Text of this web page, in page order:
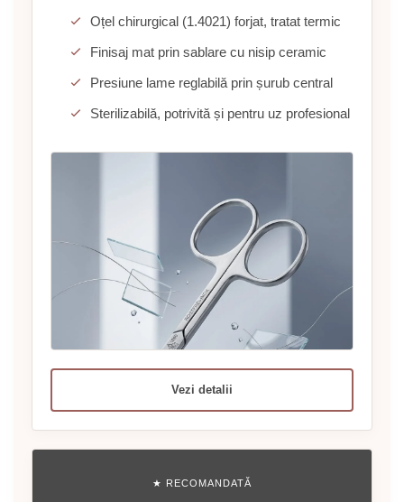
Oțel chirurgical (1.4021) forjat, tratat termic
Finisaj mat prin sablare cu nisip ceramic
Presiune lame reglabilă prin șurub central
Sterilizabilă, potrivită și pentru uz profesional
Vezi detalii
★ RECOMANDATĂ